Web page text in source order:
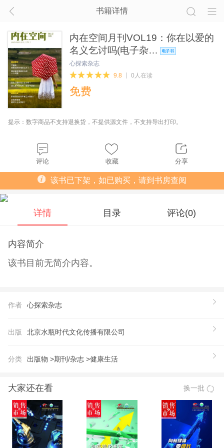
书籍详情
内在空间月刊VOL19：你在以爱的
名义乞讨吗(电子杂…
心探索杂志
9.8
0人在读
免费
提示：数字商品不支持退换货，不提供源文件，不支持导出打印。
评论 收藏 分享
该书已下架，如已购买，请到书房查阅
详情 目录 评论(0)
内容简介
该书目前无简介内容。
作者 心探索杂志
出版 北京水瓶时代文化传播有限公司
分类 出版物 >期刊/杂志 >健康生活
大家还在看 换一批